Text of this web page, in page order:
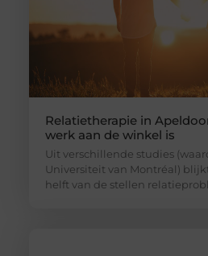
Relatietherapie in
werk aan de winkel is
Uit verschillende studies
Universiteit van Montréal)
helft van de stellen